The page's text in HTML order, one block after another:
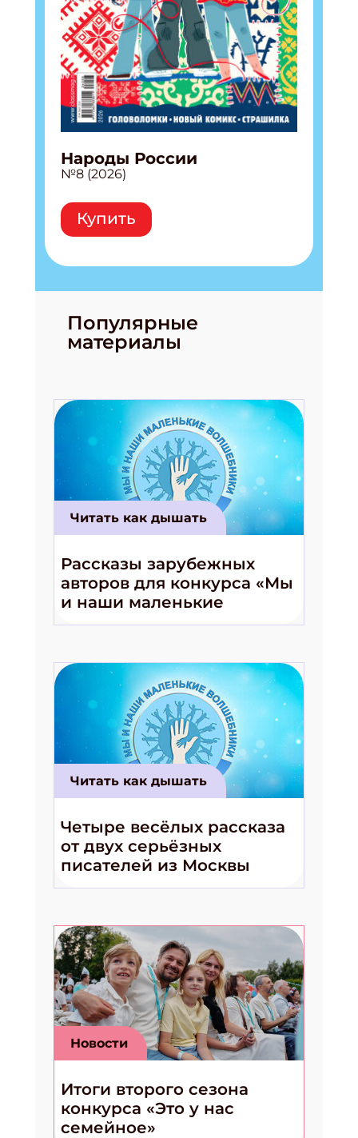
Народы России
№8 (2026)
Купить
Популярные
материалы
Читать как дышать
Рассказы зарубежных
авторов для конкурса «Мы
и наши маленькие
волшебники!»
Читать как дышать
Четыре весёлых рассказа
от двух серьёзных
писателей из Москвы
Новости
Итоги второго сезона
конкурса «Это у нас
семейное»
Получи электронный "Классный журнал" в
подарок!
Укажите имя
Укажите Ваш Email